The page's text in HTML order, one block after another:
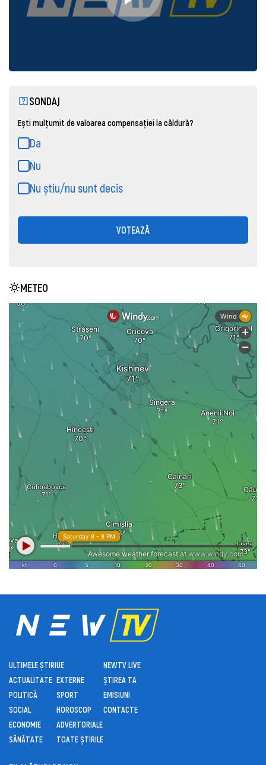
SONDAJ
Ești mulțumit de valoarea compensației la căldură?
Da
Nu
Nu știu/nu sunt decis
VOTEAZĂ
METEO
ULTIMELE ȘTIRI
ACTUALITATE
POLITICĂ
SOCIAL
ECONOMIE
SĂNĂTATE
UE
EXTERNE
SPORT
HOROSCOP
ADVERTORIALE
TOATE ȘTIRILE
NEWTV LIVE
ȘTIREA TA
EMISIUNI
CONTACTE